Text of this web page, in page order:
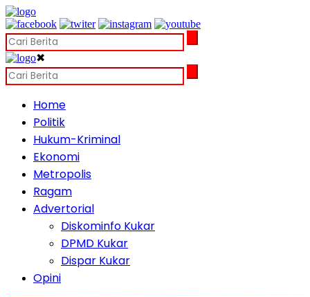
✖
Home
Politik
Hukum-Kriminal
Ekonomi
Metropolis
Ragam
Advertorial
Diskominfo Kukar
DPMD Kukar
Dispar Kukar
Opini